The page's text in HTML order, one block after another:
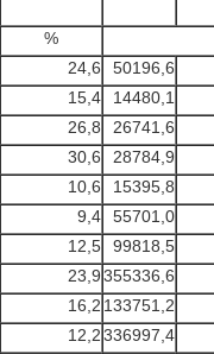
%
24,6
50196,6
15,4
14480,1
26,8
26741,6
30,6
28784,9
10,6
15395,8
9,4
55701,0
12,5
99818,5
23,9355336,6
16,2 133751,2
12,2336997,4